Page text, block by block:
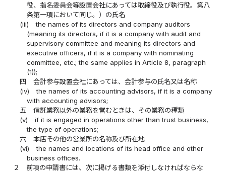
役、指名委員会等設置会社にあっては取締役及び執行役。第八
条第一項において同じ。）の氏名
(iii)
the names of its directors and company auditors
(meaning its directors, if it is a company with audit and
supervisory committee and meaning its directors and
executive officers, if it is a company with nominating
committee, etc.; the same applies in Article 8, paragraph
(1));
四
会計参与設置会社にあっては、会計参与の氏名又は名称
(iv)
the names of its accounting advisors, if it is a company
with accounting advisors;
五
信託業務以外の業務を営むときは、その業務の種類
(v)
if it is engaged in operations other than trust business,
the type of operations;
六
本店その他の営業所の名称及び所在地
(vi)
the names and locations of its head office and other
business offices.
２
前項の申請書には、次に掲げる書類を添付しなければならな